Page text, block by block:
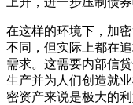
在这样的环境下，加
不同，但实际上都在
需求。这需要内部信
生产并为人们创造就
密资产来说是极大的利